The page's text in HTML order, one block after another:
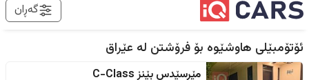
گەڕان
ئۆتۆمبێلی هاوشێوە بۆ فرۆشتن لە عێراق
مێرسێدس بێنز C-Class